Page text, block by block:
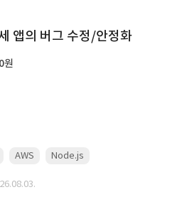
앱의 버그 수정/안정화
원
AWS Node.js